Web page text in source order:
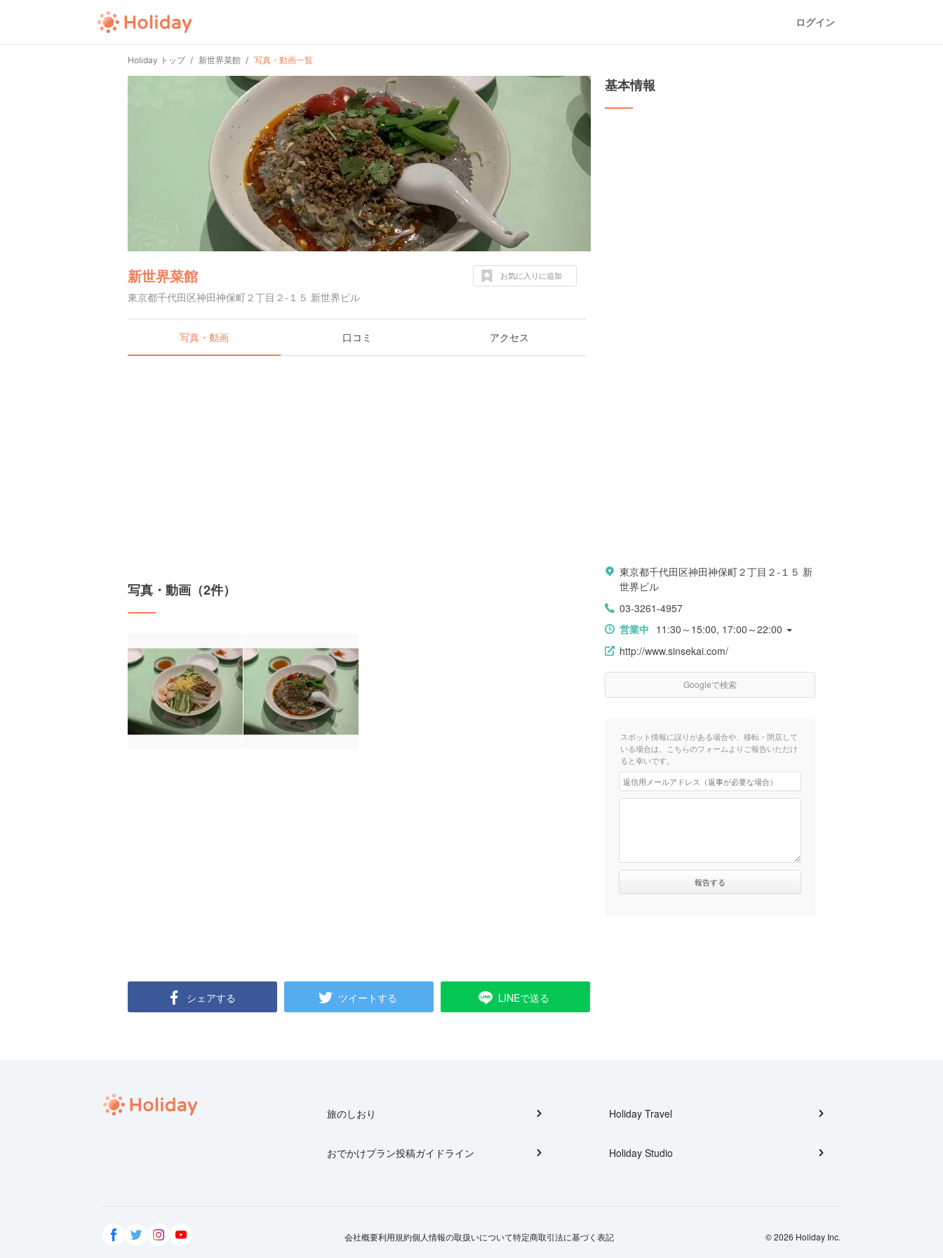
ログイン
Holiday トップ 新世界菜館 写真・動画一覧
新世界菜館
東京都千代田区神田神保町２丁目２-１５ 新世界ビル
お気に入りに追加
写真・動画 口コミ アクセス
写真・動画（2件）
シェアする ツイートする LINEで送る
基本情報
東京都千代田区神田神保町２丁目２-１５ 新
世界ビル
03-3261-4957
営業中 11:30～15:00, 17:00～22:00
http://www.sinsekai.com/
Googleで検索
スポット情報に誤りがある場合や、移転・閉店して
いる場合は、こちらのフォームよりご報告いただけ
ると幸いです。
旅のしおり
おでかけプラン投稿ガイドライン
Holiday Travel
Holiday Studio
会社概要利用規約個人情報の取扱いについて特定商取引法に基づく表記 © 2026 Holiday Inc.